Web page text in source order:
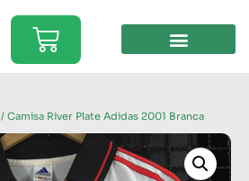
/ Camisa River Plate Adidas 2001 Branca